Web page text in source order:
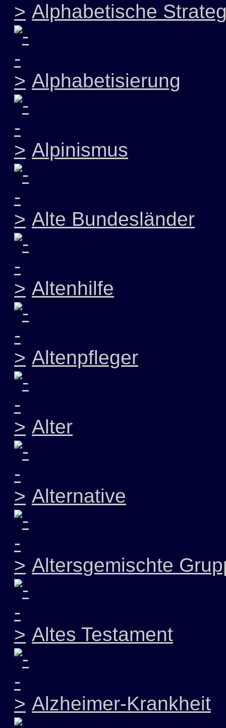
Alphabetische
Alphabetisierung
Alpinismus
Alte Bundesländer
Altenhilfe
Altenpfleger
Alter
Alternative
Altersgemischte
Altes Testament
Alzheimer-Krankheit